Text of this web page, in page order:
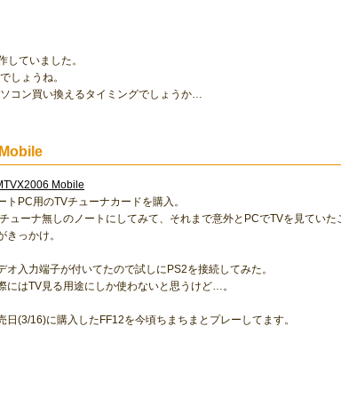
していました。
しょうね。
コン買い換えるタイミングでしょうか…
Mobile
トPC用のTVチューナカードを購入。
ューナ無しのノートにしてみて、それまで意外とPCでTVを見ていた
きっかけ。
オ入力端子が付いてたので試しにPS2を接続してみた。
にはTV見る用途にしか使わないと思うけど…。
日(3/16)に購入したFF12を今頃ちまちまとプレーしてます。